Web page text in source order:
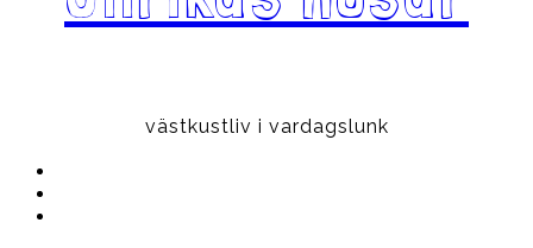
västkustliv i vardagslunk